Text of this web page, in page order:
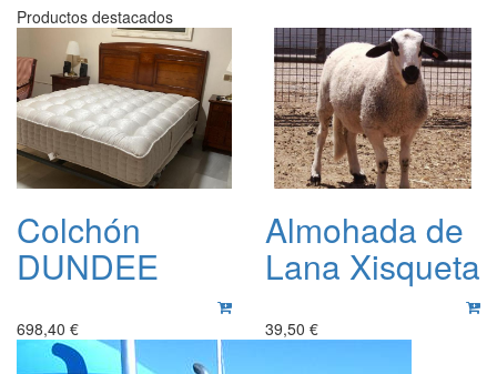
Productos destacados
Colchón
DUNDEE
698,40 €
Almohada de
Lana Xisqueta
39,50 €